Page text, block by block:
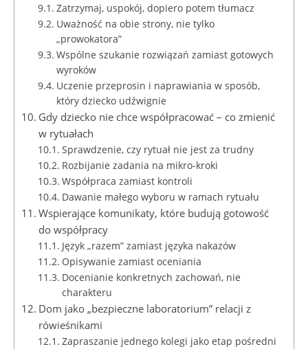
Zatrzymaj, uspokój, dopiero potem tłumacz
Uważność na obie strony, nie tylko
„prowokatora”
Wspólne szukanie rozwiązań zamiast gotowych
wyroków
Uczenie przeprosin i naprawiania w sposób,
który dziecko udźwignie
Gdy dziecko nie chce współpracować – co zmienić
w rytuałach
Sprawdzenie, czy rytuał nie jest za trudny
Rozbijanie zadania na mikro‑kroki
Współpraca zamiast kontroli
Dawanie małego wyboru w ramach rytuału
Wspierające komunikaty, które budują gotowość
do współpracy
Język „razem” zamiast języka nakazów
Opisywanie zamiast oceniania
Docenianie konkretnych zachowań, nie
charakteru
Dom jako „bezpieczne laboratorium” relacji z
rówieśnikami
Zapraszanie jednego kolegi jako etap pośredni